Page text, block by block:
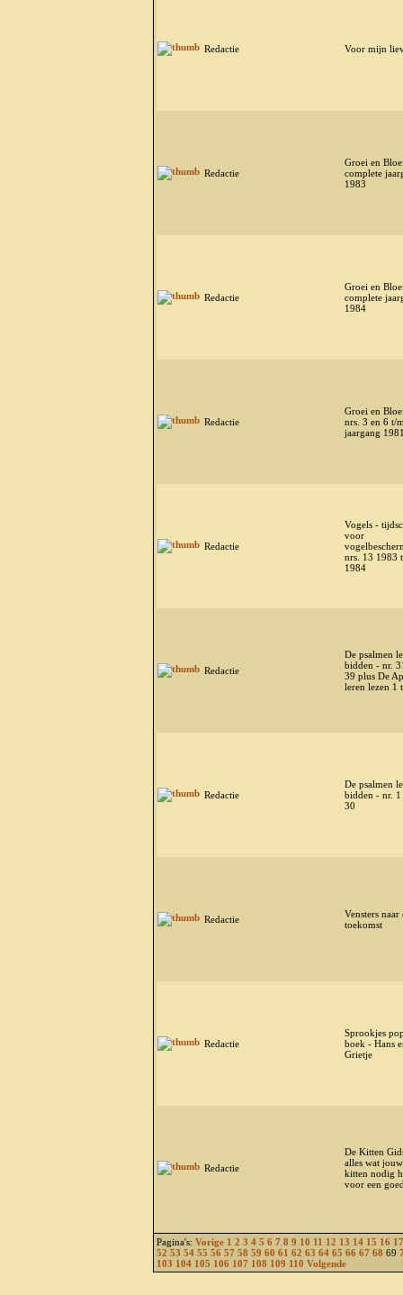
Redactie Voor mijn
Redactie
Groei en
complete
1983
Redactie
Groei en
complete
1984
Redactie
Groei en
nrs. 3 en 6 t/
jaargang
Redactie
Vogels -
voor
nrs. 13 1983
1984
Redactie
De psalmen
bidden - nr.
39 plus De
leren lezen 1
Redactie
De psalmen
bidden - nr. 1
30
Redactie
Vensters naar
toekomst
Redactie
Sprookjes
boek - Hans
Grietje
Redactie
De Kitten
alles wat jouw
kitten nodig
voor een
Pagina's: Vorige 1 2 3 4 5 6 7 8 9 10 11 12 13 14 15 16 17
52 53 54 55 56 57 58 59 60 61 62 63 64 65 66 67 68 69
103 104 105 106 107 108 109 110 Volgende